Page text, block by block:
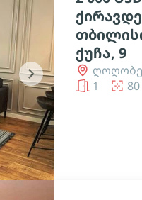
chevron_right
ქუჩა, 9
1
80